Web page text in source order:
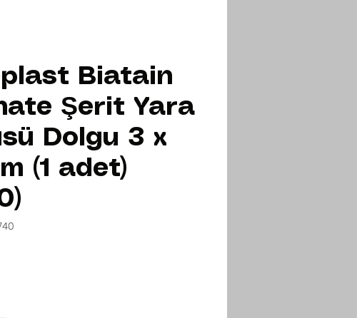
Biatain
Şerit Yara
Dolgu 3 x
(1 adet)